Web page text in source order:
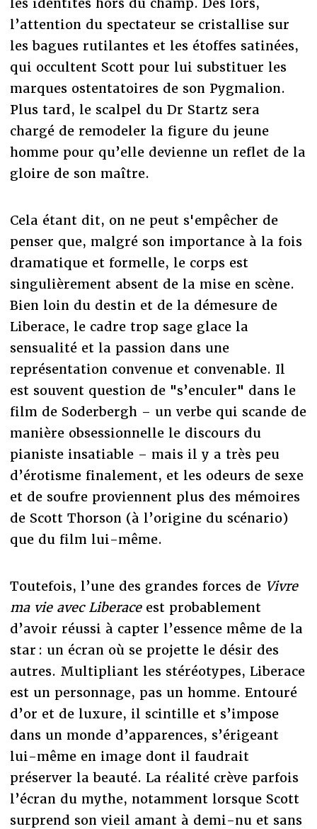
l’attention du spectateur se cristallise sur
les bagues rutilantes et les étoffes satinées,
qui occultent Scott pour lui substituer les
marques ostentatoires de son Pygmalion.
Plus tard, le scalpel du Dr Startz sera
chargé de remodeler la figure du jeune
homme pour qu’elle devienne un reflet de la
gloire de son maître.
Cela étant dit, on ne peut s'empêcher de
penser que, malgré son importance à la fois
dramatique et formelle, le corps est
singulièrement absent de la mise en scène.
Bien loin du destin et de la démesure de
Liberace, le cadre trop sage glace la
sensualité et la passion dans une
représentation convenue et convenable. Il
est souvent question de "s’enculer" dans le
film de Soderbergh – un verbe qui scande de
manière obsessionnelle le discours du
pianiste insatiable – mais il y a très peu
d’érotisme finalement, et les odeurs de sexe
et de soufre proviennent plus des mémoires
de Scott Thorson (à l’origine du scénario)
que du film lui-même.
Toutefois, l’une des grandes forces de Vivre
ma vie avec Liberaceest probablement
d’avoir réussi à capter l’essence même de la
star : un écran où se projette le désir des
autres. Multipliant les stéréotypes, Liberace
est un personnage, pas un homme. Entouré
d’or et de luxure, il scintille et s’impose
dans un monde d’apparences, s’érigeant
lui-même en image dont il faudrait
préserver la beauté. La réalité crève parfois
l’écran du mythe, notamment lorsque Scott
surprend son vieil amant à demi-nu et sans